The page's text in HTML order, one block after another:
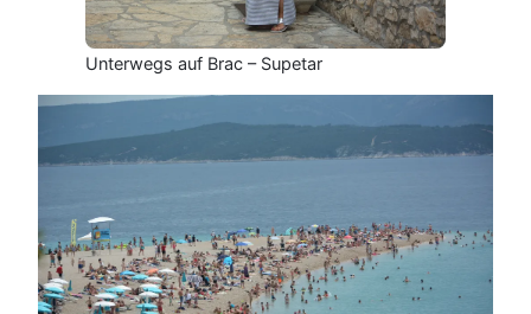
Unterwegs auf Brac – Supetar